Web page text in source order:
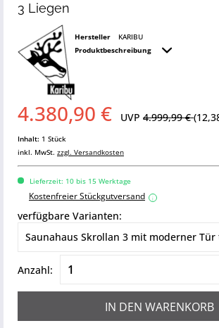
3 Liegen
Hersteller
KARIBU
Produktbeschreibung
4.380,90 € UVP 4.999,99 €
Inhalt: 1 Stück
inkl. MwSt. zzgl. Versandkosten
Lieferzeit: 10 bis 15 Werktage
Kostenfreier Stückgutversand i
verfügbare Varianten:
Anzahl:
IN DEN WARENKORB